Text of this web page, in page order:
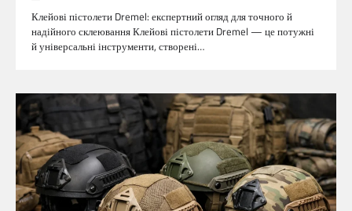
Клейові пістолети Dremel: експертний огляд для точного й
надійного склеювання Клейові пістолети Dremel — це потужні
й універсальні інструменти, створені…